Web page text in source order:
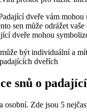
dveře vám mohou
sen může odrážet
dveře mohou
být individuální a
snů o
osobní. Zde jsou 5